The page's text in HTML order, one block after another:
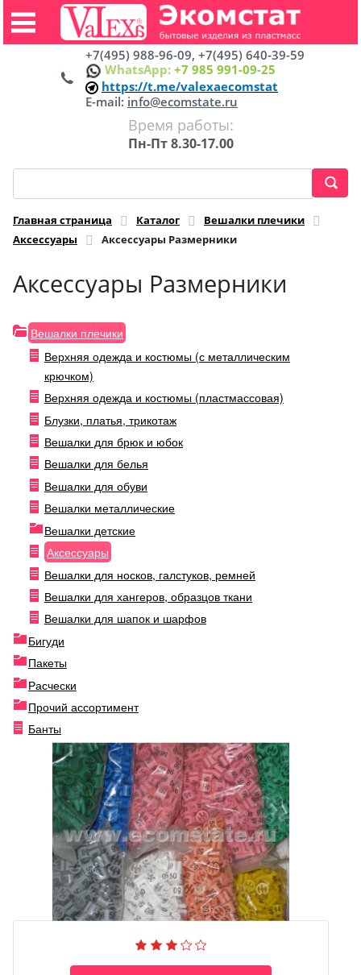
+7(495) 988-96-09, +7(495) 640-39-59
WhatsApp: +7 985 991-09-25
https://t.me/valexaecomstat
E-mail: info@ecomstate.ru
Время работы:
Пн-Пт 8.30-17.00
Главная страница Каталог
Вешалки плечики
Аксессуары
Аксессуары Размерники
Аксессуары Размерники
Вешалки плечики
Верхняя одежда и костюмы (с металлическим
крючком)
Верхняя одежда и костюмы (пластмассовая)
Блузки, платья, трикотаж
Вешалки для брюк и юбок
Вешалки для белья
Вешалки для обуви
Вешалки металлические
Вешалки детские
Аксессуары
Вешалки для носков, галстуков, ремней
Вешалки для хангеров, образцов ткани
Вешалки для шапок и шарфов
Бигуди
Пакеты
Расчески
Прочий ассортимент
Банты